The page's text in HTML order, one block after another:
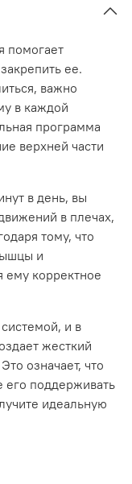
помогает
ее.
важно
в каждой
программа
верхней части
в день, вы
в плечах,
тому, что
и
ему корректное
и в
жесткий
означает, что
его поддерживать
идеальную